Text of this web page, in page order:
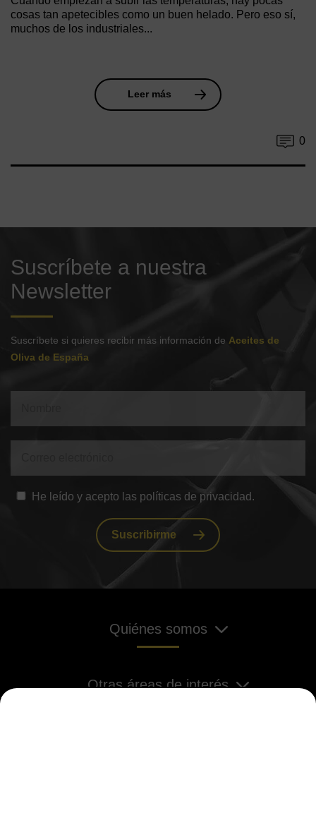
cosas tan apetecibles como un buen helado. Pero eso sí,
muchos de los industriales...
Leer más
0
He leído y acepto las políticas de privacidad.
Suscribirme
Suscríbete a nuestra
Newsletter
Suscríbete si quieres recibir más información de Aceites de
Oliva de España
Quiénes somos
Otras áreas de interés